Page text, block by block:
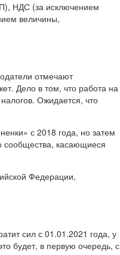
НДС (за исключением
величины,
отмечают
Дело в том, что работа на
Ожидается, что
с 2018 года, но затем
сообщества, касающиеся
Федерации,
сил с 01.01.2021 года, у
будет, в первую очередь, с